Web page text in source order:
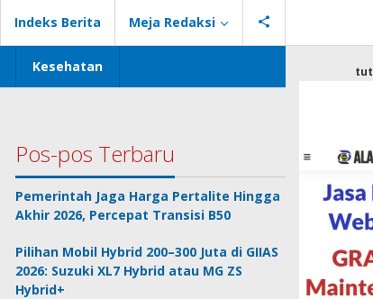
Indeks Berita Meja Redaksi
Kesehatan
Pos-pos Terbaru
Pemerintah Jaga Harga Pertalite Hingga
Akhir 2026, Percepat Transisi B50
Pilihan Mobil Hybrid 200–300 Juta di GIIAS
2026: Suzuki XL7 Hybrid atau MG ZS
Hybrid+